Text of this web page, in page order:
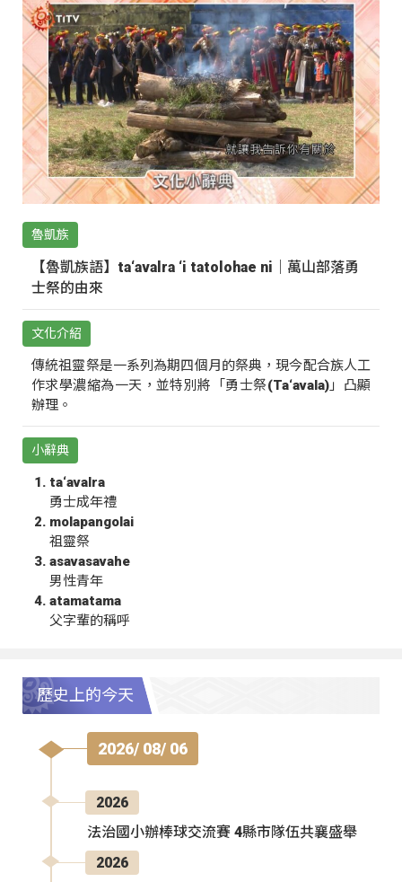
魯凱族
【魯凱族語】ta‘avalra ‘i tatolohae ni｜萬山部落勇
士祭的由來
文化介紹
傳統祖靈祭是一系列為期四個月的祭典，現今配合族人工
作求學濃縮為一天，並特別將「勇士祭(Ta‘avala)」凸顯
辦理。
小辭典
ta‘avalra
勇士成年禮
molapangolai
祖靈祭
asavasavahe
男性青年
atamatama
父字輩的稱呼
歷史上的今天
2026/ 08/ 06
2026
法治國小辦棒球交流賽 4縣市隊伍共襄盛舉
2026